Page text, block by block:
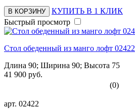
В КОРЗИНУ
КУПИТЬ В 1 КЛИК
Быстрый просмотр
Стол обеденный из манго лофт 02422
Длина 90; Ширина 90; Высота 75
41 900 руб.
(0)
арт. 02422